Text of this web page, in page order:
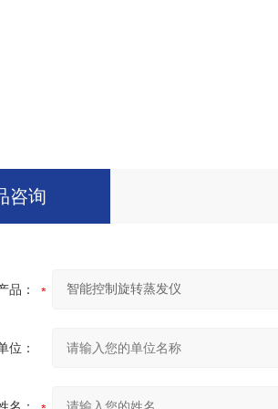
咨询
品：
位：